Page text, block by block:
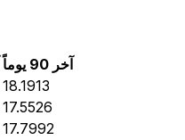
آخر 90 يوماً
18.1913
17.5526
17.7992